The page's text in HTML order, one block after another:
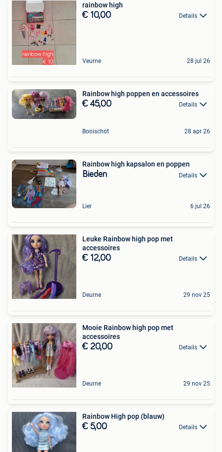
rainbow high
€ 10,00 Details
Veurne 28 jul 26
Rainbow high poppen en accessoires
€ 45,00 Details
Booischot 28 apr 26
Rainbow high kapsalon en poppen
Bieden Details
Lier 6 jul 26
Leuke Rainbow high pop met
accessoires
€ 12,00 Details
Deurne 29 nov 25
Mooie Rainbow high pop met
accessoires
€ 20,00 Details
Deurne 29 nov 25
Rainbow High pop (blauw)
€ 5,00 Details